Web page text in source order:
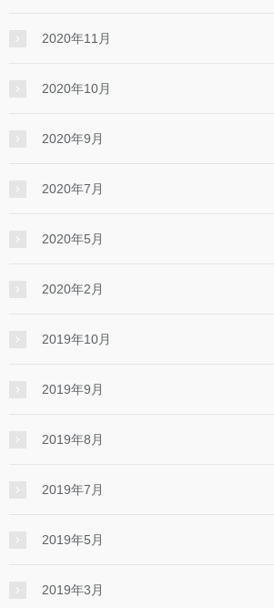
2020年11月
2020年10月
2020年9月
2020年7月
2020年5月
2020年2月
2019年10月
2019年9月
2019年8月
2019年7月
2019年5月
2019年3月